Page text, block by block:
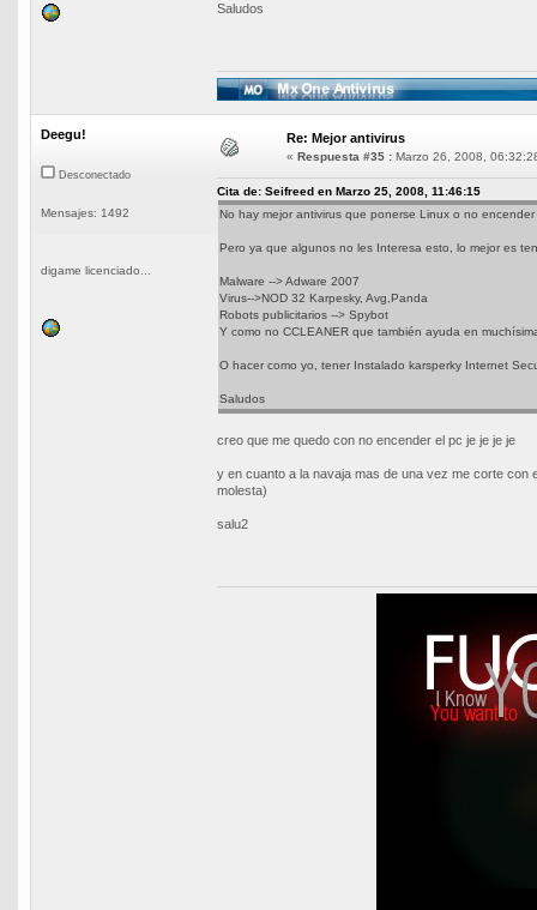
Saludos
Deegu!
Desconectado
Mensajes: 1492
digame licenciado...
Re: Mejor antivirus
« Respuesta #35 : Marzo 26, 2008,
Cita de: Seifreed en Marzo 25, 2008, 11:46:15
No hay mejor antivirus que ponerse Linux o no encender
Pero ya que algunos no les Interesa esto, lo mejor es
Malware --> Adware 2007
Virus-->NOD 32 Karpesky, Avg,Panda
Robots publicitarios --> Spybot
Y como no CCLEANER que también ayuda en
O hacer como yo, tener Instalado karsperky Internet
Saludos
creo que me quedo con no encender el pc je je je je
y en cuanto a la navaja mas de una vez me corte con
molesta)
salu2